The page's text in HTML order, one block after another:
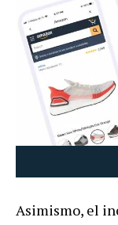
Asimismo, el